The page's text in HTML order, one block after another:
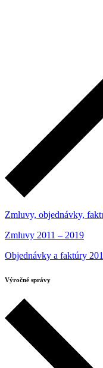
Zmluvy, objednávky,
Zmluvy 2011 – 2019
Objednávky a faktúry
Výročné správy